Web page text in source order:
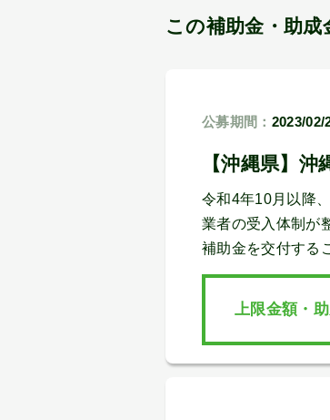
この補助金・助
公募期間： 2023/02/
【沖縄県】
令和4年10月以降
業者の受入体制が
補助金を交付する
上限金額・